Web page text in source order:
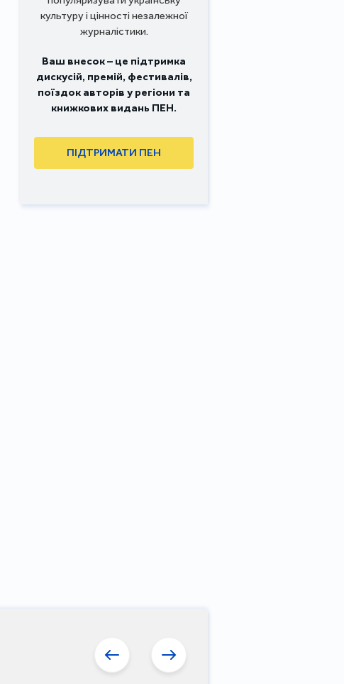
культуру і цінності незалежної
журналістики.
Ваш внесок – це підтримка
дискусій, премій, фестивалів,
поїздок авторів у регіони та
книжкових видань ПЕН.
ПІДТРИМАТИ ПЕН